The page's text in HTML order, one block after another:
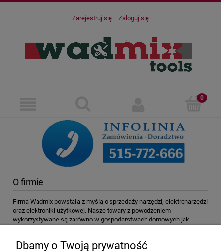
Zarejestruj się Zaloguj się
O firmie
Firma Wadmix powstała z myślą o sprzedaży narzędzi, elektronarzędzi
oraz elektroniki użytkowej. Nasze towary z powodzeniem
wykorzystywane są zarówno w gospodarstwach domowych jak
funkcjonalności oferujemy towar naszym klientom. Niskie ceny nie
Dbamy o Twoją prywatność